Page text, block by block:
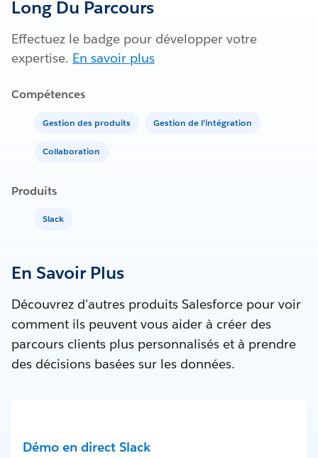
Long Du Parcours
Effectuez le badge pour développer votre
expertise. En savoir plus
Compétences
Gestion des produits Gestion de l’intégration
Collaboration
Produits
Slack
En Savoir Plus
Découvrez d'autres produits Salesforce pour voir
comment ils peuvent vous aider à créer des
parcours clients plus personnalisés et à prendre
des décisions basées sur les données.
Démo en direct Slack